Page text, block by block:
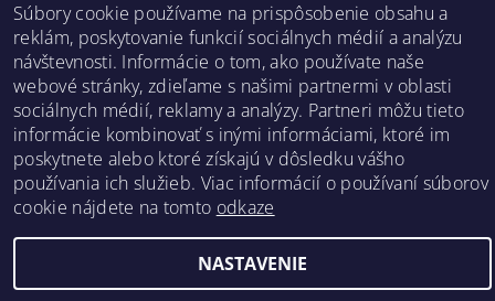
Bestent.cz | Heureka.sk
2026 ©BESTENT.sk , všetky práva vyhradené
Vytvoril Shoptet
Súbory cookie používame na prispôsobenie obsahu a
reklám, poskytovanie funkcií sociálnych médií a analýzu
návštevnosti. Informácie o tom, ako používate naše
webové stránky, zdieľame s našimi partnermi v oblasti
sociálnych médií, reklamy a analýzy. Partneri môžu tieto
informácie kombinovať s inými informáciami, ktoré im
poskytnete alebo ktoré získajú v dôsledku vášho
používania ich služieb. Viac informácií o používaní súborov
cookie nájdete na tomto odkaze
NASTAVENIE